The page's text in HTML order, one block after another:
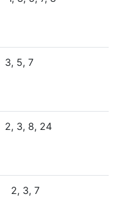
3, 5, 7
2, 3, 8, 24
2, 3, 7